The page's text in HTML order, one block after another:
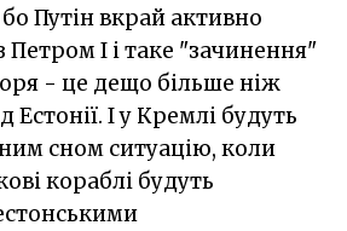
Путін вкрай активно
Петром I і таке "зачинення"
- це дещо більше ніж
Естонії. І у Кремлі будуть
сном ситуацію, коли
кораблі будуть